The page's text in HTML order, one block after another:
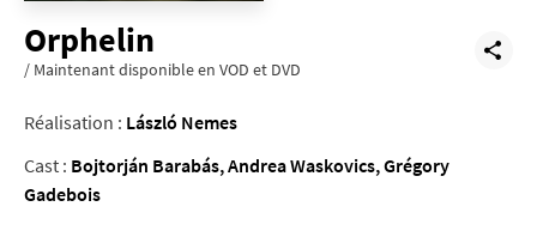
Orphelin
/ Maintenant disponible en VOD et DVD
Réalisation : László Nemes
Cast : Bojtorján Barabás, Andrea Waskovics, Grégory
Gadebois